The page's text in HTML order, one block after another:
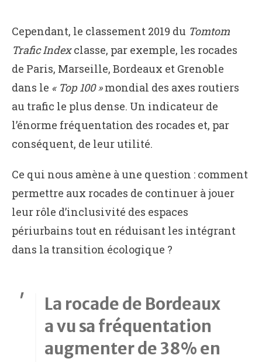
Cependant, le classement 2019 du Tomtom
Trafic Indexclasse, par exemple, les rocades
de Paris, Marseille, Bordeaux et Grenoble
dans le « Top 100 »mondial des axes routiers
au trafic le plus dense. Un indicateur de
l’énorme fréquentation des rocades et, par
conséquent, de leur utilité.
Ce qui nous amène à une question : comment
permettre aux rocades de continuer à jouer
leur rôle d’inclusivité des espaces
périurbains tout en réduisant les intégrant
dans la transition écologique ?
La rocade de Bordeaux
a vu sa fréquentation
augmenter de 38% en